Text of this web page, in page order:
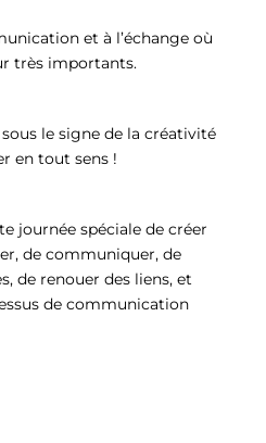
et à l’échange où
très importants.
le signe de la créativité
en tout sens !
journée spéciale de créer
de communiquer, de
de renouer des liens, et
de communication